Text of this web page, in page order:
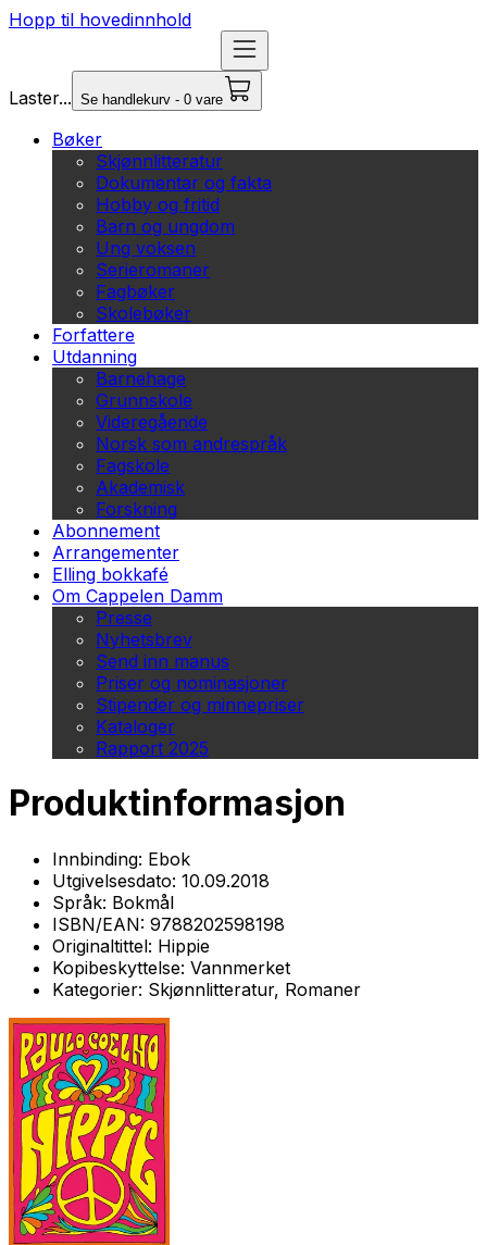
Hopp til hovedinnhold
Laster... Se handlekurv - 0 vare
Bøker
Skjønnlitteratur
Dokumentar og fakta
Hobby og fritid
Barn og ungdom
Ung voksen
Serieromaner
Fagbøker
Skolebøker
Forfattere
Utdanning
Barnehage
Grunnskole
Videregående
Norsk som andrespråk
Fagskole
Akademisk
Forskning
Abonnement
Arrangementer
Elling bokkafé
Om Cappelen Damm
Presse
Nyhetsbrev
Send inn manus
Priser og nominasjoner
Stipender og minnepriser
Kataloger
Rapport 2025
Produktinformasjon
Innbinding: Ebok
Utgivelsesdato: 10.09.2018
Språk: Bokmål
ISBN/EAN: 9788202598198
Originaltittel: Hippie
Kopibeskyttelse: Vannmerket
Kategorier: Skjønnlitteratur, Romaner